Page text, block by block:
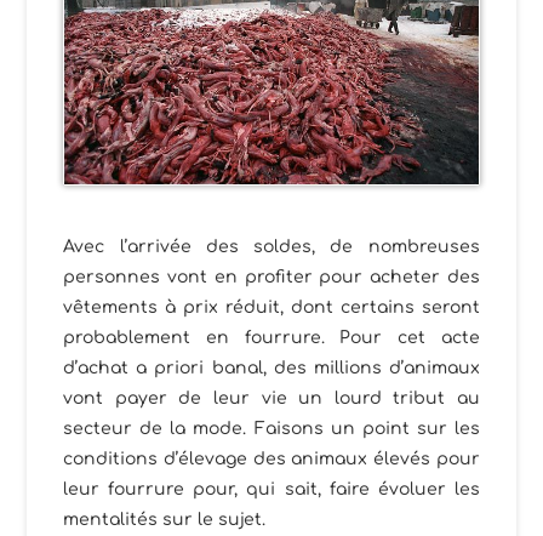
Avec l’arrivée des soldes, de nombreuses
personnes vont en profiter pour acheter des
vêtements à prix réduit, dont certains seront
probablement en fourrure. Pour cet acte
d’achat a priori banal, des millions d’animaux
vont payer de leur vie un lourd tribut au
secteur de la mode. Faisons un point sur les
conditions d’élevage des animaux élevés pour
leur fourrure pour, qui sait, faire évoluer les
mentalités sur le sujet.